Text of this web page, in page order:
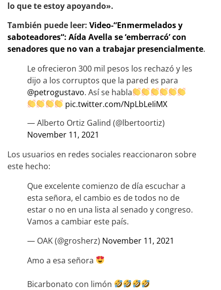
lo que te estoy apoyando».
También puede leer: Video-“Enmermelados y
saboteadores“: Aída Avella se ‘emberracó’ con
senadores que no van a trabajar presencialmente.
Le ofrecieron 300 mil pesos los rechazó y les
dijo a los corruptos que la pared es para
@petrogustavo. Así se habla
pic.twitter.com/NpLbLeIiMX
— Alberto Ortiz Galind (@lbertoortiz)
November 11, 2021
Los usuarios en redes sociales reaccionaron sobre
este hecho:
Que excelente comienzo de día escuchar a
esta señora, el cambio es de todos no de
estar o no en una lista al senado y congreso.
Vamos a cambiar este país.
— OAK (@grosherz) November 11, 2021
Amo a esa señora
Bicarbonato con limón